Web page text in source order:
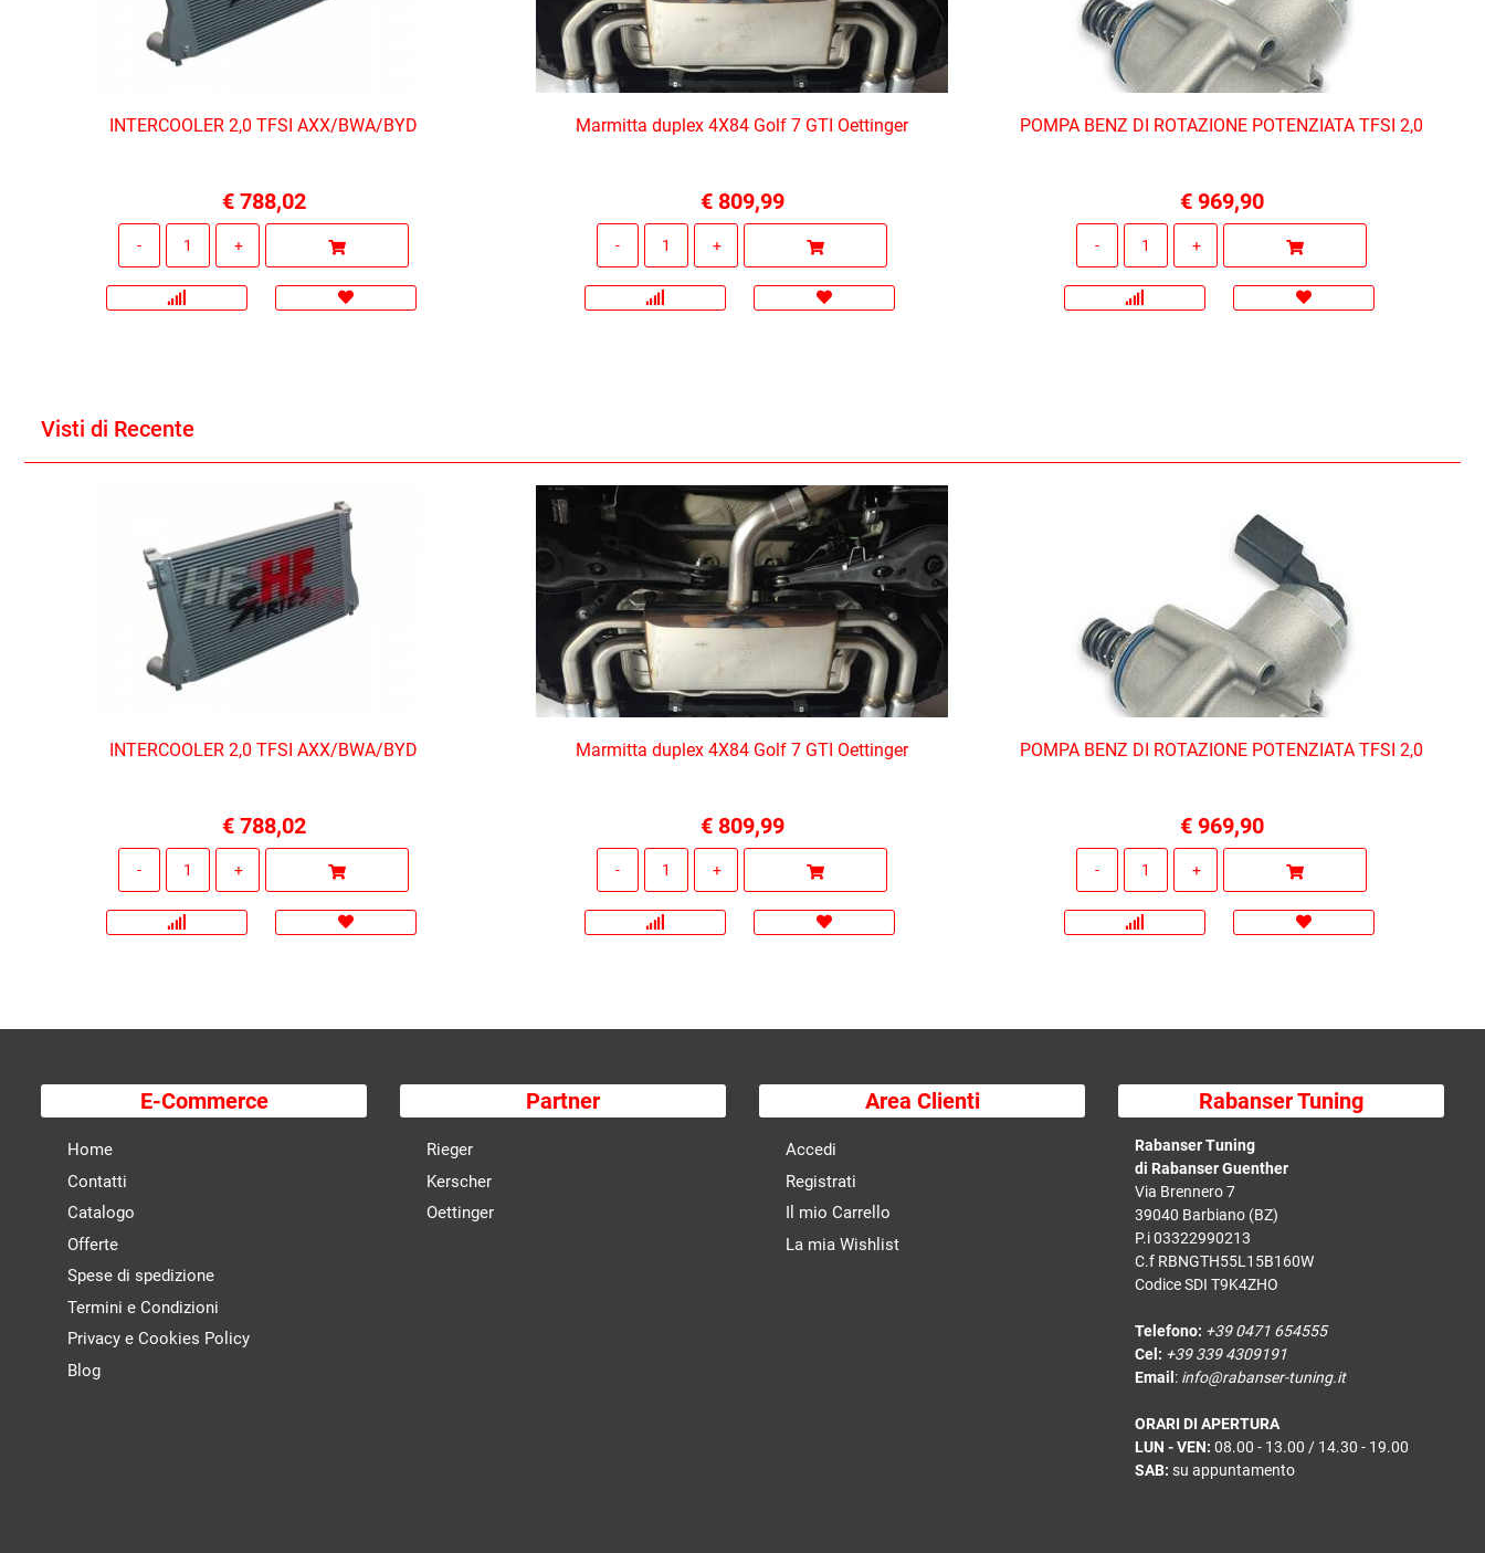
INTERCOOLER 2,0 TFSI AXX/BWA/BYD
€ 788,02
Marmitta duplex 4X84 Golf 7 GTI Oettinger
€ 809,99
POMPA BENZ DI ROTAZIONE POTENZIATA TFSI 2,0
€ 969,90
Visti di Recente
INTERCOOLER 2,0 TFSI AXX/BWA/BYD
€ 788,02
Marmitta duplex 4X84 Golf 7 GTI Oettinger
€ 809,99
POMPA BENZ DI ROTAZIONE POTENZIATA TFSI 2,0
€ 969,90
E-Commerce
Home
Contatti
Catalogo
Offerte
Spese di spedizione
Termini e Condizioni
Privacy e Cookies Policy
Blog
Partner
Rieger
Kerscher
Oettinger
Area Clienti
Accedi
Registrati
Il mio Carrello
La mia Wishlist
Rabanser Tuning
Rabanser Tuning
di Rabanser Guenther
Via Brennero 7
39040 Barbiano (BZ)
P.i 03322990213
C.f RBNGTH55L15B160W
Codice SDI T9K4ZHO
Telefono: +39 0471 654555
Cel: +39 339 4309191
Email : info@rabanser-tuning.it
ORARI DI APERTURA
LUN - VEN: 08.00 - 13.00 / 14.30 - 19.00
SAB: su appuntamento